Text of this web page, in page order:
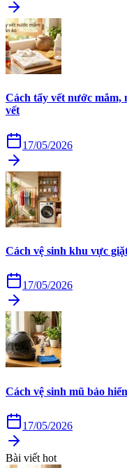
Cách tẩy vết nước
vết
17/05/2026
Cách vệ sinh khu vực
17/05/2026
Cách vệ sinh mũ bảo
17/05/2026
Bài viết hot